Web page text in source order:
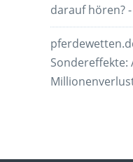
darauf hören? -
Sondereffekte: